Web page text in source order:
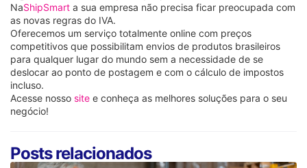
NaShipSmart a sua empresa não precisa ficar preocupada com
as novas regras do IVA.
Oferecemos um serviço totalmente online com preços
competitivos que possibilitam envios de produtos brasileiros
para qualquer lugar do mundo sem a necessidade de se
deslocar ao ponto de postagem e com o cálculo de impostos
incluso.
Acesse nosso site e conheça as melhores soluções para o seu
negócio!
Posts relacionados